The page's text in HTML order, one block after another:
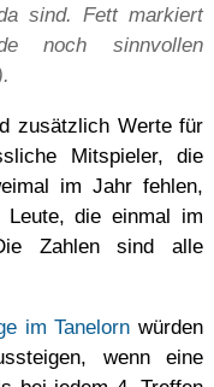
sind. Fett markiert
noch sinnvollen
zusätzlich Werte für
Mitspieler, die
im Jahr fehlen,
die einmal im
Zahlen sind alle
im Tanelorn würden
wenn eine